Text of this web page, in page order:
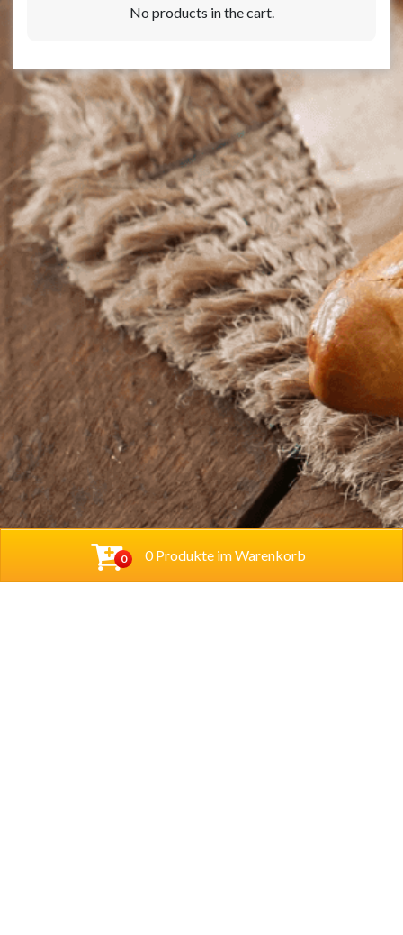
0 0 Produkte im Warenkorb
No products in the cart.